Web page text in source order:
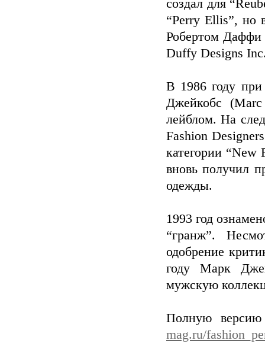
создал для
“Perry Ellis”, но
Робертом Даффи
Duffy Designs
В 1986 году
Джейкобс
лейблом. На
Fashion
категории “New
вновь получил
одежды.
1993 год
“гранж”.
одобрение
году Марк
мужскую
Полную
mag.ru/